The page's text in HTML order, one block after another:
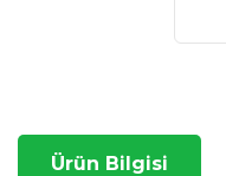
Ürün Bilgisi